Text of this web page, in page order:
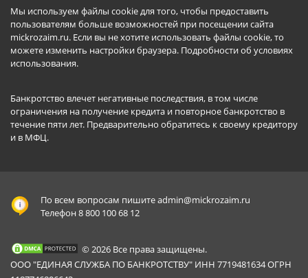
Мы используем файлы cookie для того, чтобы предоставить
пользователям больше возможностей при посещении сайта
mickrozaim.ru. Если вы не хотите использовать файлы cookie, то
можете изменить настройки браузера. Подробности об условиях
использования.
Банкротство влечет негативные последствия, в том числе
ограничения на получение кредита и повторное банкротство в
течение пяти лет. Предварительно обратитесь к своему кредитору
и в МФЦ.
По всем вопросам пишитеadmin@mickrozaim.ru
Телефон 8 800 100 68 12
© 2026 Все права защищены.
ООО "ЕДИНАЯ СЛУЖБА ПО БАНКРОТСТВУ" ИНН 7719481634 ОГРН